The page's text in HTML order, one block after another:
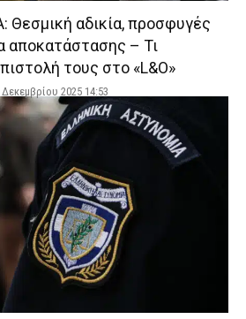
Θεσμική αδικία, προσφυγές
αποκατάστασης – Τι
τους στο «L&O»
Δεκεμβρίου 2025 14:53